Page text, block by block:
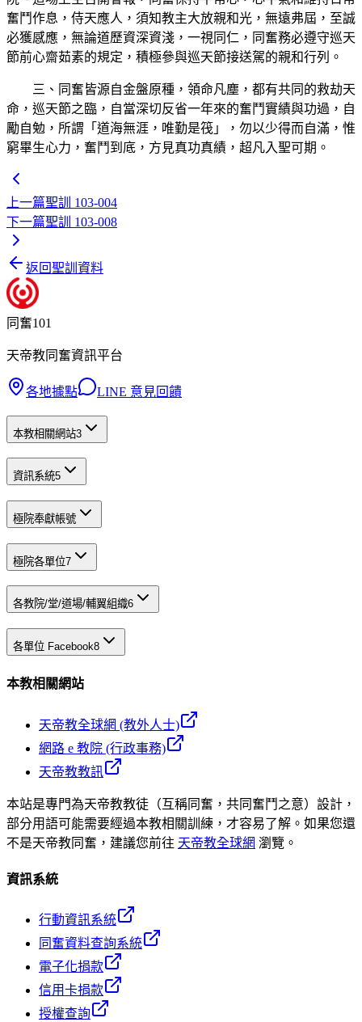
奮鬥作息，侍天應人，須知教主大放親和光，無遠弗屆，至誠
必獲感應，無論道歷資深資淺，一視同仁，同奮務必遵守巡天
節前心齋茹素的規定，積極參與巡天節接送駕的親和行列。
三、同奮皆源自金盤原種，領命凡塵，都有共同的救劫天
命，巡天節之臨，自當深切反省一年來的奮鬥實績與功過，自
勵自勉，所謂「道海無涯，唯勤是筏」，勿以少得而自滿，惟
窮畢生心力，奮鬥到底，方見真功真績，超凡入聖可期。
上一篇聖訓 103-004
下一篇聖訓 103-008
返回聖訓資料
同奮101
天帝教同奮資訊平台
各地據點 LINE 意見回饋
本教相關網站3
資訊系統5
極院奉獻帳號
極院各單位7
各教院/堂/道場/輔翼組織6
各單位 Facebook8
本教相關網站
天帝教全球網 (教外人士)
網路 e 教院 (行政事務)
天帝教教訊
本站是專門為天帝教教徒（互稱同奮，共同奮鬥之意）設計，
部分用語可能需要經過本教相關訓練，才容易了解。如果您還
不是天帝教同奮，建議您前往 天帝教全球網 瀏覽。
資訊系統
行動資訊系統
同奮資料查詢系統
電子化捐款
信用卡捐款
授權查詢